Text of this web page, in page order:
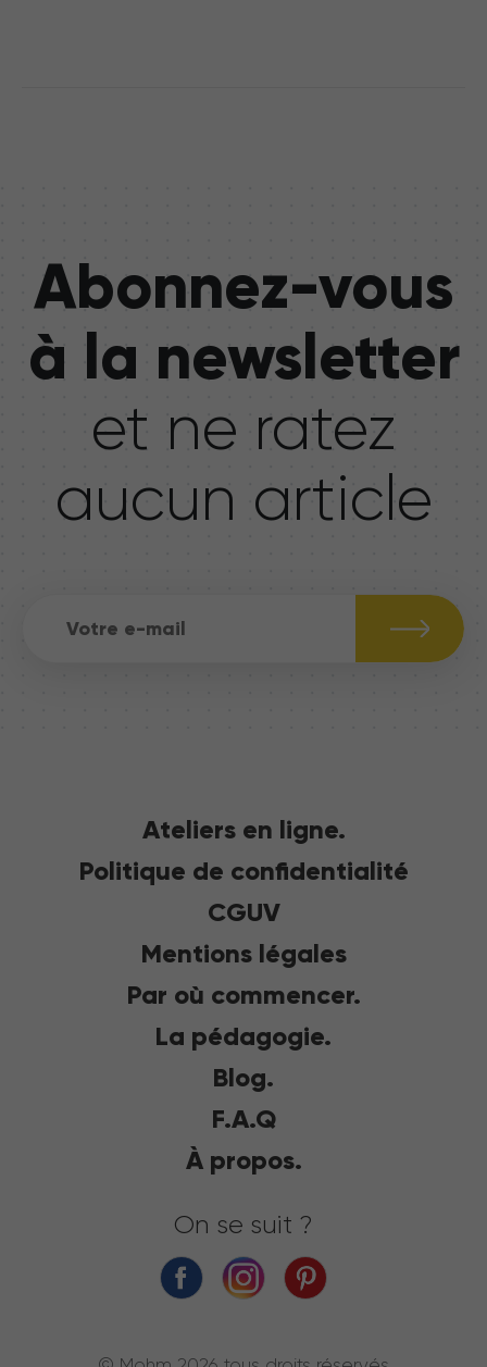
Abonnez-vous
à la newsletter
et ne ratez
aucun article
Ateliers en ligne.
Politique de confidentialité
CGUV
Mentions légales
Par où commencer.
La pédagogie.
Blog.
F.A.Q
À propos.
On se suit ?